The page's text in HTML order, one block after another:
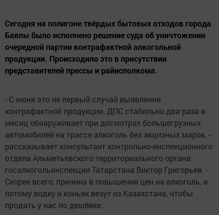
Сегодня на полигоне твёрдых бытовых отходов города
Бавлы было исполнено решение суда об уничтожении
очередной партии контрафактной алкогольной
продукции. Происходило это в присутствии
представителей прессы и райисполкома.
- С июня это не первый случай выявления
контрафактной продукции. ДПС стабильно два раза в
месяц обнаруживает при досмотрах большегрузных
автомобилей на трассе алкоголь без акцизных марок, -
рассказывает консультант контрольно-инспекционного
отдела Альметьевского территориального органа
госалкогольинспекции Татарстана Виктор Григорьев. -
Скорее всего, причина в повышении цен на алкоголь, и
потому водку и коньяк везут из Казахстана, чтобы
продать у нас по дешёвке.